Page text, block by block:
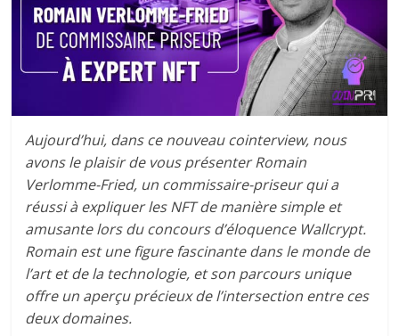
Aujourd’hui, dans ce nouveau cointerview, nous
avons le plaisir de vous présenter Romain
Verlomme-Fried, un commissaire-priseur qui a
réussi à expliquer les NFT de manière simple et
amusante lors du concours d’éloquence Wallcrypt.
Romain est une figure fascinante dans le monde de
l’art et de la technologie, et son parcours unique
offre un aperçu précieux de l’intersection entre ces
deux domaines.